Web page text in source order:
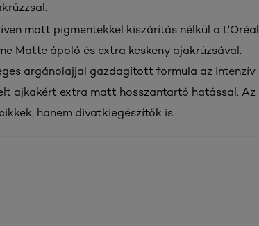
matt pigmentekkel kiszárítás nélkül a
Matte ápoló és extra keskeny ajakrúzsával.
argánolajjal gazdagított formula az intenzív
ajkakért extra matt hosszantartó hatással. Az
hanem divatkiegészítők is.